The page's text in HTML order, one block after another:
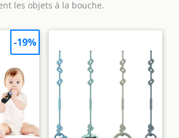
ans.
occasions, des anniversaires et de la
sont parfaits pour les enfants de
plaisir et apprentissage, ils éveillent la
divertissant les tout-petits
tout en favorisant leur développement.
les objets à la bouche.
-19%